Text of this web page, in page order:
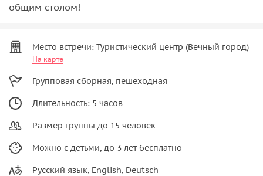
общим столом!
Место встречи: Туристический центр (Вечный город)
На карте
Групповая сборная, пешеходная
Длительность: 5 часов
Размер группы до 15 человек
Можно с детьми, до 3 лет бесплатно
Русский язык, English, Deutsch